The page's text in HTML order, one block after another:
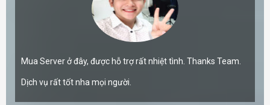
Mua Server ở đây, được hỗ trợ rất nhiệt tình. Thanks Team.
Dịch vụ rất tốt nha mọi người.